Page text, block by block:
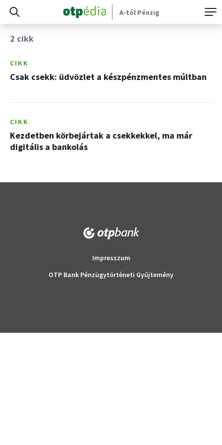
A-tól Pénzig
2 cikk
CIKK
Csak csekk: üdvözlet a készpénzmentes múltban
CIKK
Kezdetben körbejártak a csekkekkel, ma már
digitális a bankolás
Impresszum
OTP Bank Pénzügytörténeti Gyűjtemény